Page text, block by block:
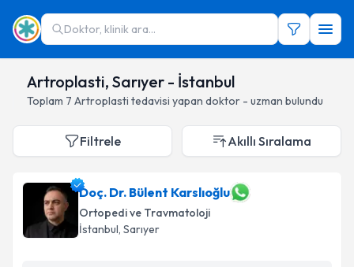
Doktor, klinik ara...
Artroplasti, Sarıyer - İstanbul
Toplam 7 Artroplasti tedavisi yapan doktor - uzman bulundu
Filtrele Akıllı Sıralama
Doç. Dr. Bülent Karslıoğlu
Ortopedi ve Travmatoloji
İstanbul, Sarıyer